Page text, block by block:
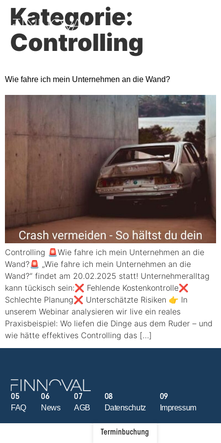
Kategorie:
Controlling
Wie fahre ich mein Unternehmen an die Wand?
Controlling 🚨Wie fahre ich mein Unternehmen an die
Wand?🚨 „Wie fahre ich mein Unternehmen an die
Wand?“ findet am 20.02.2025 statt! Unternehmeralltag
kann tückisch sein:❌ Fehlende Kostenkontrolle❌
Schlechte Planung❌ Unterschätzte Risiken 👉 In
unserem Webinar analysieren wir live ein reales
Praxisbeispiel: Wo liefen die Dinge aus dem Ruder – und
wie hätte effektives Controlling das […]
05
FAQ
06
News
07
AGB
08
Datenschutz
09
Impressum
Terminbuchung